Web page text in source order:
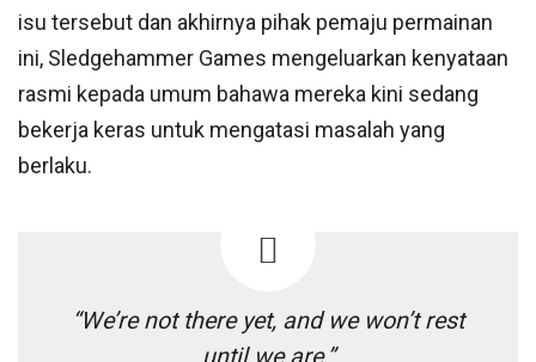
isu tersebut dan akhirnya pihak pemaju permainan
ini, Sledgehammer Games mengeluarkan kenyataan
rasmi kepada umum bahawa mereka kini sedang
bekerja keras untuk mengatasi masalah yang
berlaku.
“We’re not there yet, and we won’t rest